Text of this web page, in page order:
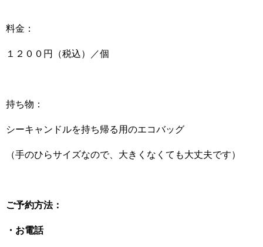
料金：
１２００円（税込）／個
持ち物：
シーキャンドルを持ち帰る用のエコバッグ
（手のひらサイズなので、大きくなくても大丈夫です）
ご予約方法：
・お電話